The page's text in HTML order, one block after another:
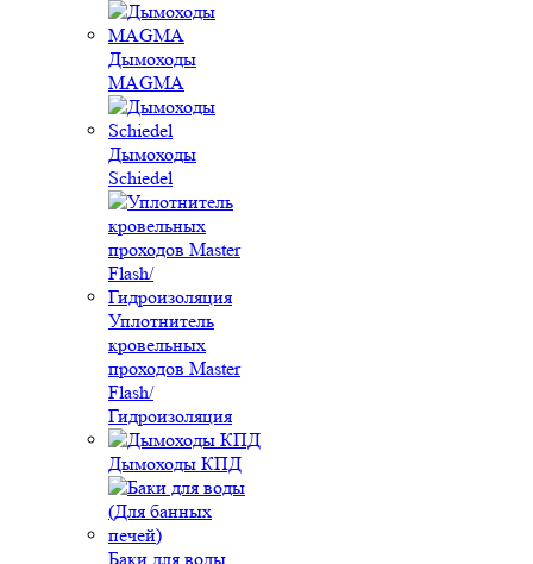
Дымоходы
MAGMA
Дымоходы
Schiedel
Уплотнитель
кровельных
проходов Master
Flash/
Гидроизоляция
Дымоходы КПД
Баки для воды